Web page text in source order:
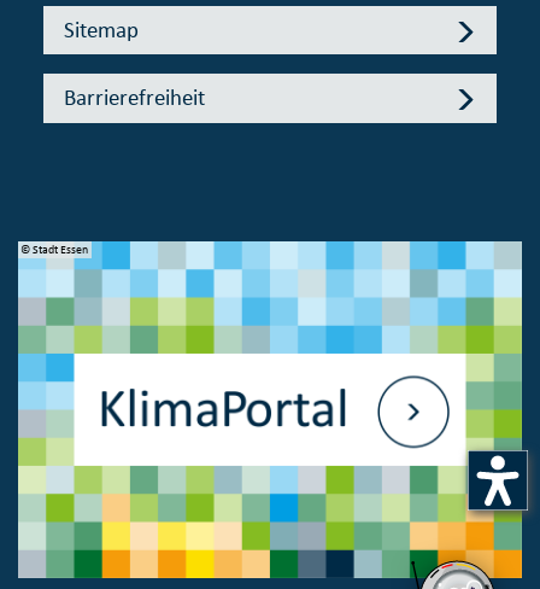
Sitemap
Barrierefreiheit
© Stadt Essen